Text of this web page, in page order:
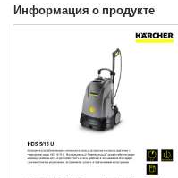
Информация о продукте